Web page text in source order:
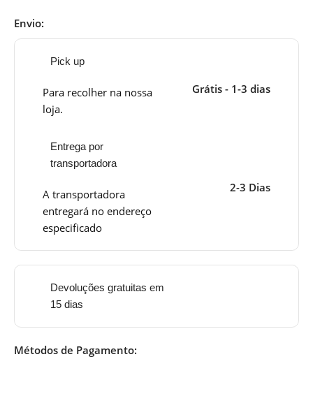
Envio:
Pick up
Para recolher na nossa
loja.
Grátis - 1-3 dias
Entrega por
transportadora
A transportadora
entregará no endereço
especificado
2-3 Dias
Devoluções gratuitas em
15 dias
Métodos de Pagamento: